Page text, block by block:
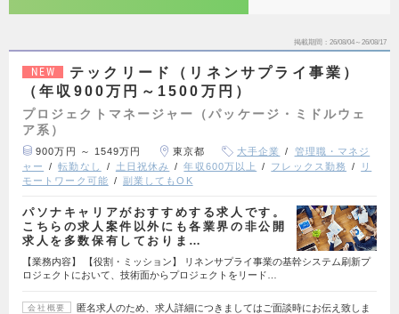
掲載期間 26/08/04～26/08/17
NEW
テックリード（リネンサプライ事業）
（年収900万円～1500万円）
プロジェクトマネージャー（パッケージ・ミドルウェ
ア系）
900万円 ～ 1549万円 東京都 大手企業
管理職・マネジ
ャー
転勤なし 土日祝休み 年収600万以上 フレックス勤務
リ
モートワーク可能
副業してもOK
パソナキャリアがおすすめする求人です。
こちらの求人案件以外にも各業界の非公開
求人を多数保有しておりま…
【業務内容】 【役割・ミッション】 リネンサプライ事業の基幹システム刷新プ
ロジェクトにおいて、技術面からプロジェクトをリード…
会社概要
匿名求人のため、求人詳細につきましてはご面談時にお伝え致しま